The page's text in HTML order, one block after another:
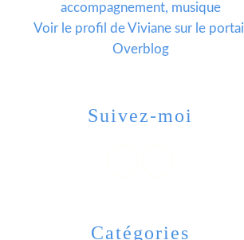
Catégories
accompagnement, musique
Voir le profil deViviane sur le portail
Overblog
Suivez-moi